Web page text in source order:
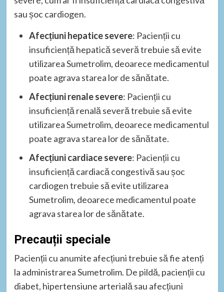
sau șoc cardiogen.
Afecțiuni hepatice severe: Pacienții cu
insuficiență hepatică severă trebuie să evite
utilizarea Sumetrolim, deoarece medicamentul
poate agrava starea lor de sănătate.
Afecțiuni renale severe: Pacienții cu
insuficiență renală severă trebuie să evite
utilizarea Sumetrolim, deoarece medicamentul
poate agrava starea lor de sănătate.
Afecțiuni cardiace severe: Pacienții cu
insuficiență cardiacă congestivă sau șoc
cardiogen trebuie să evite utilizarea
Sumetrolim, deoarece medicamentul poate
agrava starea lor de sănătate.
Precauții speciale
Pacienții cu anumite afecțiuni trebuie să fie atenți
la administrarea Sumetrolim. De pildă, pacienții cu
diabet, hipertensiune arterială sau afecțiuni